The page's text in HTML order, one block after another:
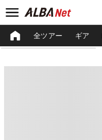
全ツアー ギア